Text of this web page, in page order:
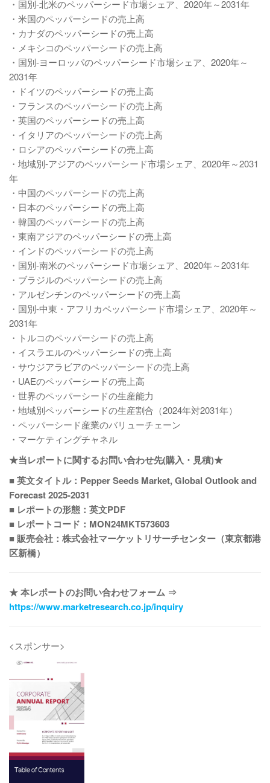
・国別-北米のペッパーシード市場シェア、2020年～2031年
・米国のペッパーシードの売上高
・カナダのペッパーシードの売上高
・メキシコのペッパーシードの売上高
・国別-ヨーロッパのペッパーシード市場シェア、2020年～
2031年
・ドイツのペッパーシードの売上高
・フランスのペッパーシードの売上高
・英国のペッパーシードの売上高
・イタリアのペッパーシードの売上高
・ロシアのペッパーシードの売上高
・地域別-アジアのペッパーシード市場シェア、2020年～2031
年
・中国のペッパーシードの売上高
・日本のペッパーシードの売上高
・韓国のペッパーシードの売上高
・東南アジアのペッパーシードの売上高
・インドのペッパーシードの売上高
・国別-南米のペッパーシード市場シェア、2020年～2031年
・ブラジルのペッパーシードの売上高
・アルゼンチンのペッパーシードの売上高
・国別-中東・アフリカペッパーシード市場シェア、2020年～
2031年
・トルコのペッパーシードの売上高
・イスラエルのペッパーシードの売上高
・サウジアラビアのペッパーシードの売上高
・UAEのペッパーシードの売上高
・世界のペッパーシードの生産能力
・地域別ペッパーシードの生産割合（2024年対2031年）
・ペッパーシード産業のバリューチェーン
・マーケティングチャネル
★当レポートに関するお問い合わせ先(購入・見積)★
■ 英文タイトル：Pepper Seeds Market, Global Outlook and
Forecast 2025-2031
■ レポートの形態：英文PDF
■ レポートコード：MON24MKT573603
■ 販売会社：株式会社マーケットリサーチセンター（東京都港
区新橋）
★ 本レポートのお問い合わせフォーム ⇒
https://www.marketresearch.co.jp/inquiry
<スポンサー>